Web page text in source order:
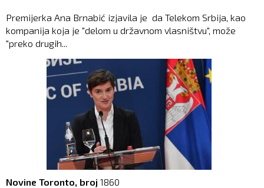
Premijerka Ana Brnabić izjavila je da Telekom Srbija, kao
kompanija koja je "delom u državnom vlasništvu", može
"preko drugih...
Novine Toronto, broj 1860